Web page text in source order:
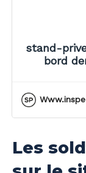
stand-
bord
Les